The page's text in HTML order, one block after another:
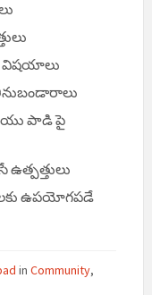
విషయాలు
పాడి పై
ఉపయోగపడే
in Community,